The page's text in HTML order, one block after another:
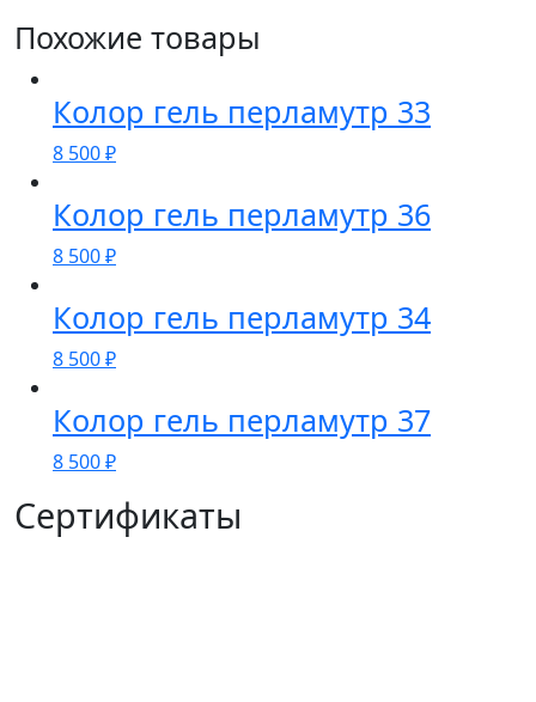
Похожие товары
Колор гель перламутр 33
8 500₽
Колор гель перламутр 36
8 500₽
Колор гель перламутр 34
8 500₽
Колор гель перламутр 37
8 500₽
Сертификаты